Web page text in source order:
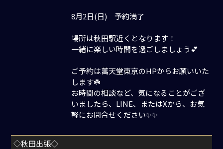
8月2日(日) 予約満了
場所は秋田駅近くとなります！
一緒に楽しい時間を過ごしましょう💕
ご予約は萬天堂東京のHPからお願いいた
します☘️
お時間の相談など、気になることがござ
いましたら、LINE、またはXから、お気
軽にお問合せください✨✨
◇秋田出張◇